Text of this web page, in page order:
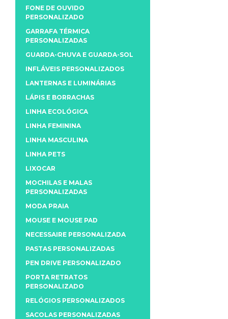
FONE DE OUVIDO
PERSONALIZADO
GARRAFA TÉRMICA
PERSONALIZADAS
GUARDA-CHUVA E GUARDA-SOL
INFLÁVEIS PERSONALIZADOS
LANTERNAS E LUMINÁRIAS
LÁPIS E BORRACHAS
LINHA ECOLÓGICA
LINHA FEMININA
LINHA MASCULINA
LINHA PETS
LIXOCAR
MOCHILAS E MALAS
PERSONALIZADAS
MODA PRAIA
MOUSE E MOUSE PAD
NECESSAIRE PERSONALIZADA
PASTAS PERSONALIZADAS
PEN DRIVE PERSONALIZADO
PORTA RETRATOS
PERSONALIZADO
RELÓGIOS PERSONALIZADOS
SACOLAS PERSONALIZADAS